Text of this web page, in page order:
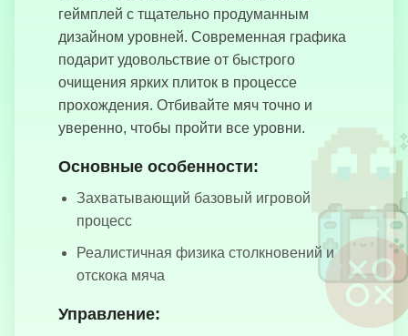
Партизаны io
История
Любви
Взрыв
Блоков
геймплей с тщательно продуманным
дизайном уровней. Современная графика
подарит удовольствие от быстрого
очищения ярких плиток в процессе
прохождения. Отбивайте мяч точно и
уверенно, чтобы пройти все уровни.
Основные особенности:
Захватывающий базовый игровой
процесс
Реалистичная физика столкновений и
отскока мяча
Управление: